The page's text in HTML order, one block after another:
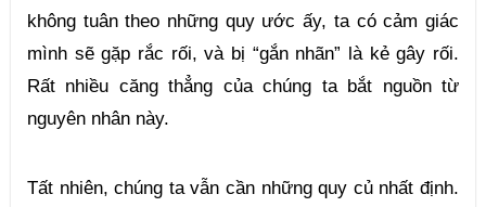
không tuân theo những quy ước ấy, ta có cảm giác
mình sẽ gặp rắc rối, và bị “gắn nhãn” là kẻ gây rối.
Rất nhiều căng thẳng của chúng ta bắt nguồn từ
nguyên nhân này.
Tất nhiên, chúng ta vẫn cần những quy củ nhất định.